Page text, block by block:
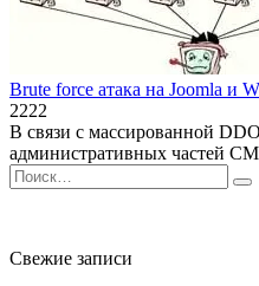
Brute force атака на Joomla и
2222
В связи с массированной
административных частей
Search
for:
Свежие записи